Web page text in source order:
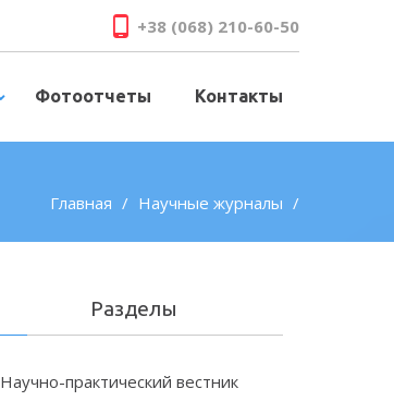
+38 (068) 210-60-50
Фотоотчеты Контакты
Главная Научные журналы
Разделы
Научно-практический вестник